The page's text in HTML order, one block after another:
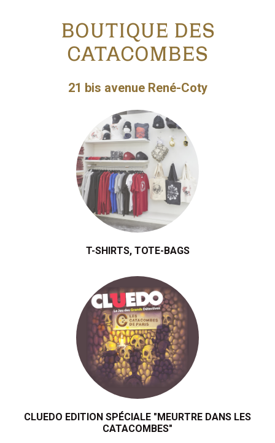
BOUTIQUE DES
CATACOMBES
21 bis avenue René-Coty
T-SHIRTS, TOTE-BAGS
CLUEDO EDITION SPÉCIALE "MEURTRE DANS LES
CATACOMBES"